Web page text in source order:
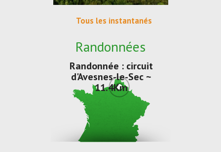
Tous les instantanés
Randonnées
Randonnée : circuit
d'Avesnes-le-Sec ~
11.4Km